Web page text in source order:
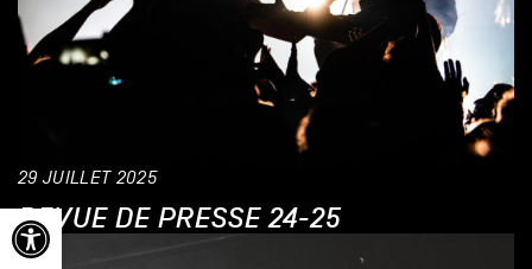
Ouvrir la barre d’outils
29 JUILLET 2025
REVUE DE PRESSE 24-25